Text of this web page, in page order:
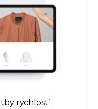
rychlostí